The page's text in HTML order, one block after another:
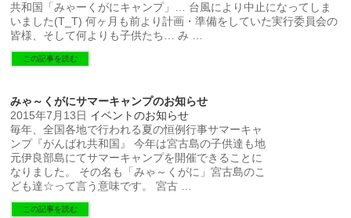
共和国「みゃーくがにキャンプ」… 台風により中止になってしま
いました(T_T) 何ヶ月も前より計画・準備をしていた実行委員会の
皆様、そして何よりも子供たち… み …
この記事を読む
みゃ～くがにサマーキャンプのお知らせ
2015年7月13日 イベントのお知らせ
毎年、全国各地で行われる夏の恒例行事サマーキャ
ンプ『がんばれ共和国』 今年は宮古島の子供達も地
元伊良部島にてサマーキャンプを開催できることに
なりました。 その名も「みゃ～くがに」宮古島のこ
ども達☆って言う意味です。 宮古 …
この記事を読む